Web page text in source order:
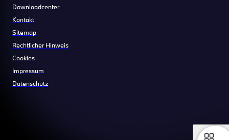
Downloadcenter
Kontakt
Sitemap
Rechtlicher Hinweis
Cookies
Impressum
Datenschutz